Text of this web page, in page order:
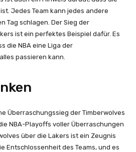
Jedes Team kann jedes andere
Tag schlagen. Der Sieg der
ist ein perfektes Beispiel dafür. Es
die NBA eine Liga der
passieren kann.
Überraschungssieg der Timberwolves
NBA-Playoffs voller Überraschungen
über die Lakers ist ein Zeugnis
Entschlossenheit des Teams, und es